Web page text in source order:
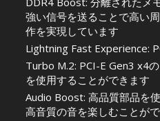
強い信号を送ることで高い
作を実現しています
Lightning Fast Experience:
Turbo M.2: PCI-E Gen3 x4
を使用することができます
Audio Boost: 高品質部品を
高音質の音を楽しむことが